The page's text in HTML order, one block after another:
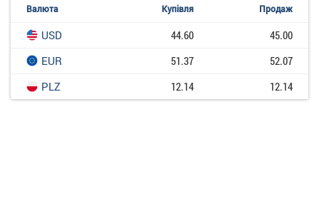
Валюта Купівля Продаж
USD 44.60
45.00
EUR
51.37
52.07
PLZ
12.14 12.14